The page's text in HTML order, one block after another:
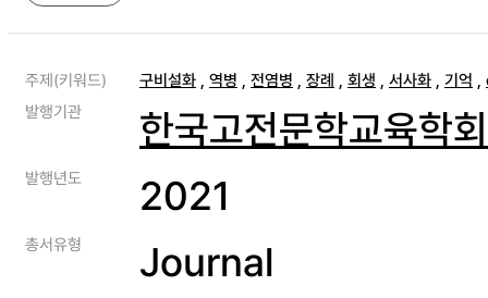
주제(키워드) 구비설화 , 역병 , 전염병 , 장례 , 회생 , 서사화 , 기억 ,
발행기관
한국고전문학교육학회
발행년도 2021
총서유형 Journal